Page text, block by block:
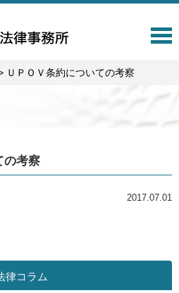
T
g
t
ＵＰＯＶ条約についての考察
の考察
2017.07.01
律コラム